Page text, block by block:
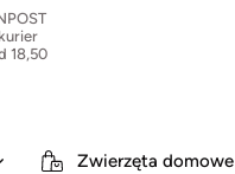
kurier
18,50
Zwierzęta domowe